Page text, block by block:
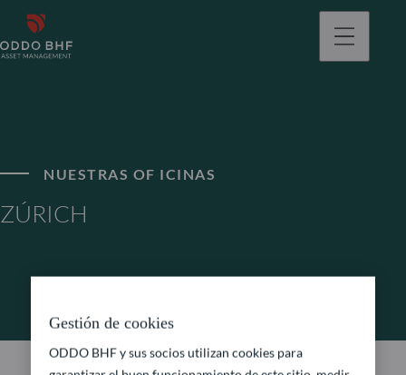
NUESTRAS OF ICINAS
ZÚRICH
Gestión de cookies
ODDO BHF y sus socios utilizan cookies para